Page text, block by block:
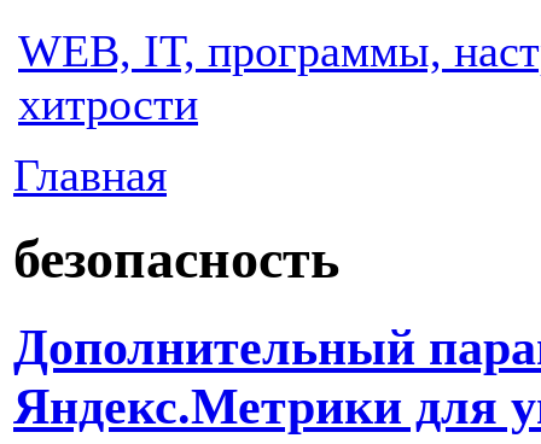
WEB, IT, программы,
хитрости
Главная
безопасность
Дополнительный
Яндекс.Метрики для